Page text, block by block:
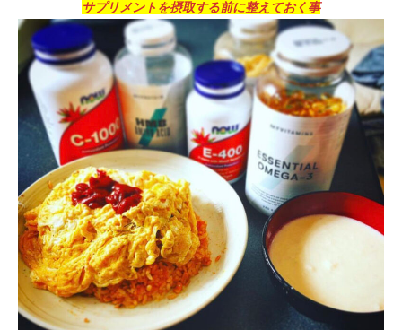
サプリメントを摂取する前に整えておく事